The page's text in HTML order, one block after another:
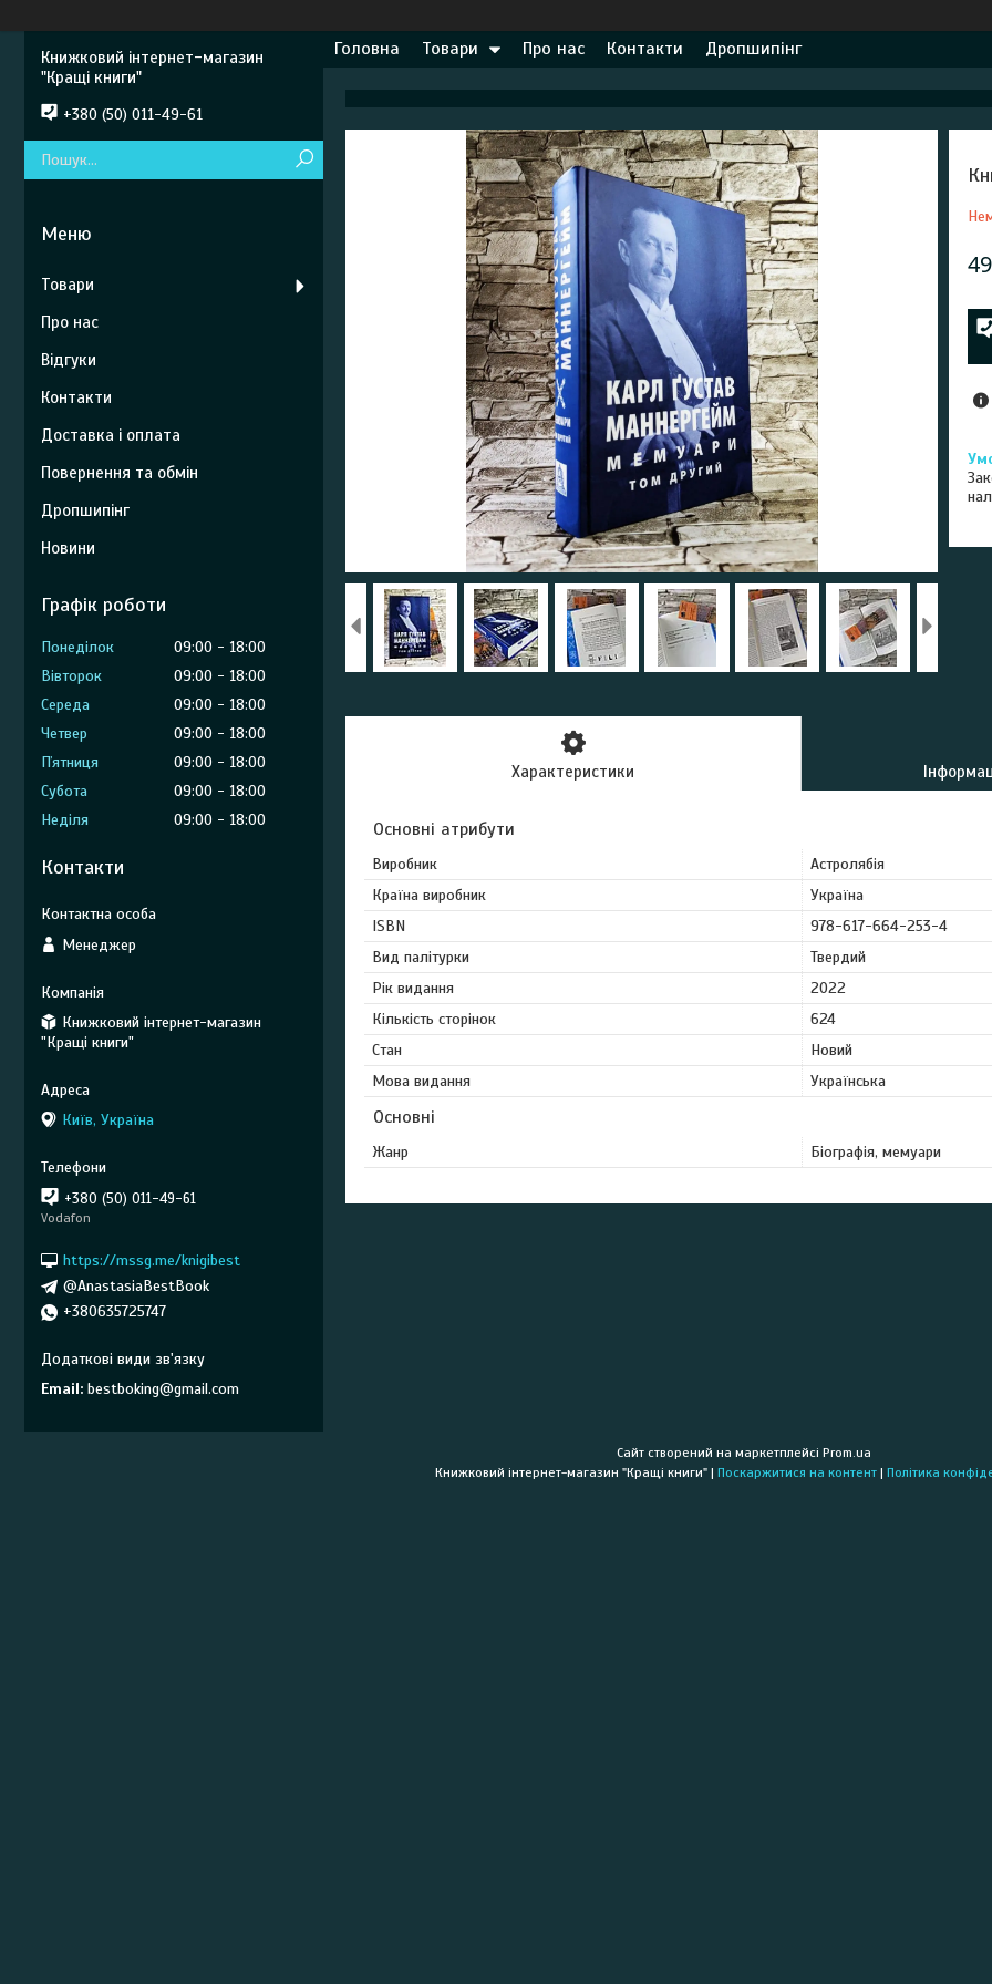
Головна Товари Про нас Контакти Дропшипінг
Характеристики
Основні атрибути
Виробник
Астролябія
Країна виробник
Україна
ISBN
978-617-664-253-4
Вид палітурки
Твердий
Рік видання
2022
Кількість сторінок
624
Стан
Новий
Мова видання
Українська
Основні
Жанр Біографія, мемуари
Книжковий інтернет-магазин
"Кращі книги"
+380 (50) 011-49-61
Товари
Про нас
Відгуки
Контакти
Доставка і оплата
Повернення та обмін
Дропшипінг
Новини
Графік роботи
Понеділок 09:00
18:00
Вівторок
09:00
18:00
Середа
09:00
18:00
Четвер
09:00
18:00
Пʼятниця
09:00
18:00
Субота
09:00
18:00
Неділя
09:00 18:00
Контакти
Менеджер
Книжковий інтернет-магазин
"Кращі книги"
Київ, Україна
+380 (50) 011-49-61
Vodafon
https://mssg.me/knigibest
@AnastasiaBestBook
+380635725747
Email bestboking@gmail.com
Сайт створений на маркетплейсі Prom.ua
Книжковий інтернет-магазин "Кращі книги" | Поскаржитися на контент | Політика